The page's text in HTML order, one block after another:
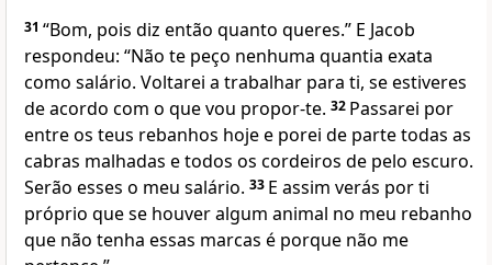
31 “Bom, pois diz então quanto queres.” E Jacob
respondeu: “Não te peço nenhuma quantia exata
como salário. Voltarei a trabalhar para ti, se estiveres
de acordo com o que vou propor-te. 32 Passarei por
entre os teus rebanhos hoje e porei de parte todas as
cabras malhadas e todos os cordeiros de pelo escuro.
Serão esses o meu salário. 33 E assim verás por ti
próprio que se houver algum animal no meu rebanho
que não tenha essas marcas é porque não me